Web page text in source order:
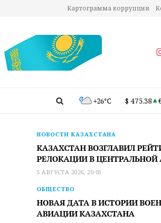
Картограмма коррупции
+26°C $ 475.38
НОВОСТИ КАЗАХСТАНА
КАЗАХСТАН ВОЗГЛАВИЛ
РЕЛОКАЦИИ В ЦЕНТРАЛЬНОЙ
5 АВГУСТА 2026, 20:05
ОБЩЕСТВО
НОВАЯ ДАТА В ИСТОРИИ
АВИАЦИИ КАЗАХСТАНА